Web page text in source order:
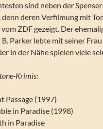
sind neben der
denn deren Verfilmung mit
ZDF gezeigt. Der
Parker lebte mit seiner
in der Nähe spielen viele
Krimis:
Passage (1997)
in Paradise (1998)
in Paradise